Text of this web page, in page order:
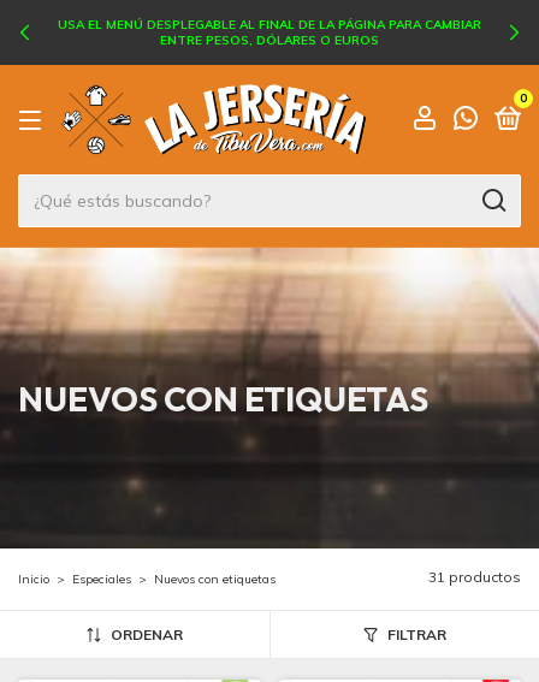
USA EL MENÚ DESPLEGABLE AL FINAL DE LA PÁGINA PARA CAMBIAR
ENTRE PESOS, DÓLARES O EUROS
0
NUEVOS CON ETIQUETAS
Inicio > Especiales > Nuevos con etiquetas 31 productos
ORDENAR FILTRAR